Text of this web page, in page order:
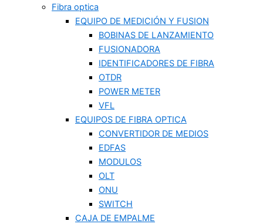
Fibra optica
EQUIPO DE MEDICIÓN Y FUSION
BOBINAS DE LANZAMIENTO
FUSIONADORA
IDENTIFICADORES DE FIBRA
OTDR
POWER METER
VFL
EQUIPOS DE FIBRA OPTICA
CONVERTIDOR DE MEDIOS
EDFAS
MODULOS
OLT
ONU
SWITCH
CAJA DE EMPALME